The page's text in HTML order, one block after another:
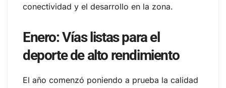
conectividad y el desarrollo en la zona.
Enero: Vías listas para el
deporte de alto rendimiento
El año comenzó poniendo a prueba la calidad